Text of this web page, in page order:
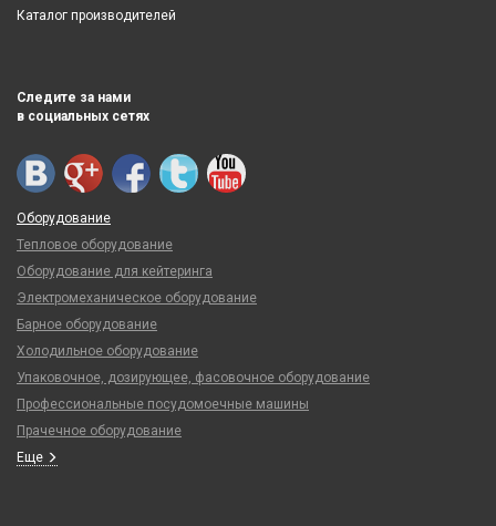
Каталог производителей
Следите за нами
в социальных сетях
Оборудование
Тепловое оборудование
Оборудование для кейтеринга
Электромеханическое оборудование
Барное оборудование
Холодильное оборудование
Упаковочное, дозирующее, фасовочное оборудование
Профессиональные посудомоечные машины
Прачечное оборудование
Еще